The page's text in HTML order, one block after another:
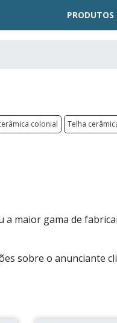
PRODUTOS
colonial Telha
a maior gama de
sobre o anunciante